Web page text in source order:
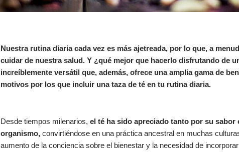
Nuestra rutina diaria cada vez es más ajetreada, por lo que, a
cuidar de nuestra salud. Y ¿qué mejor que hacerlo disfrutando de
increíblemente versátil que, además, ofrece una amplia gama de
motivos por los que incluir una taza de té en tu rutina diaria.
Desde tiempos milenarios, el té ha sido apreciado tanto por su
organismo,convirtiéndose en una práctica ancestral en muchas
aumento de la conciencia sobre el bienestar y la necesidad de